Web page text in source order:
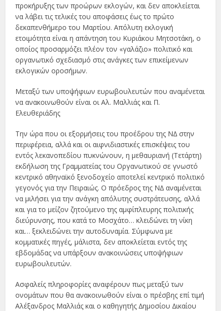
προκήρυξης των προώρων εκλογών, και δεν αποκλείεται
να λάβει τις τελικές του αποφάσεις έως το πρώτο
δεκαπενθήµερο του Μαρτίου. Απόλυτη εκλογική
ετοιµότητα είναι η απάντηση του Κυριάκου Μητσοτάκη, ο
οποίος προσαρµόζει πλέον τον «γαλάζιο» πολιτικό και
οργανωτικό σχεδιασµό στις ανάγκες των επικείµενων
εκλογικών οροσήµων.
Μεταξύ των υποψήφιων ευρωβουλευτών που αναµένεται
να ανακοινωθούν είναι οι Αλ. Μαλλιάς και Π.
Ελευθεριάδης
Την ώρα που οι εξορµήσεις του προέδρου της Ν∆ στην
περιφέρεια, αλλά και οι αιφνιδιαστικές επισκέψεις του
εντός λεκανοπεδίου πυκνώνουν, η µεθαυριανή (Τετάρτη)
εκδήλωση της Γραµµατείας του Οργανωτικού σε γνωστό
κεντρικό αθηναϊκό ξενοδοχείο αποτελεί κεντρικό πολιτικό
γεγονός για την Πειραιώς. Ο πρόεδρος της Ν∆ αναµένεται
να µιλήσει για την ανάγκη απόλυτης συστράτευσης, αλλά
και για το µείζον ζητούµενο της αµφίπλευρης πολιτικής
διεύρυνσης, που κατά το Μοσχάτο… κλειδώνει τη νίκη
και… ξεκλειδώνει την αυτοδυναµία. Σύµφωνα µε
κοµµατικές πηγές, µάλιστα, δεν αποκλείεται εντός της
εβδοµάδας να υπάρξουν ανακοινώσεις υποψήφιων
ευρωβουλευτών.
Ασφαλείς πληροφορίες αναφέρουν πως µεταξύ των
ονοµάτων που θα ανακοινωθούν είναι ο πρέσβης επί τιµή
Αλέξανδρος Μαλλιάς και ο καθηγητής ∆ηµοσίου ∆ικαίου